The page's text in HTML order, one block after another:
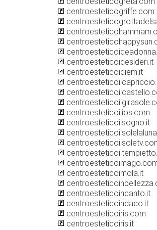
centroesteticogriffe.com
centroesteticoidesideri.it
centroesteticoidiem.it
centroesteticoilios.com
centroesteticoilsogno.it
centroesteticoimola.it
centroesteticoincanto.it
centroesteticoindaco.it
centroesteticoiris.com
centroesteticoiris.it